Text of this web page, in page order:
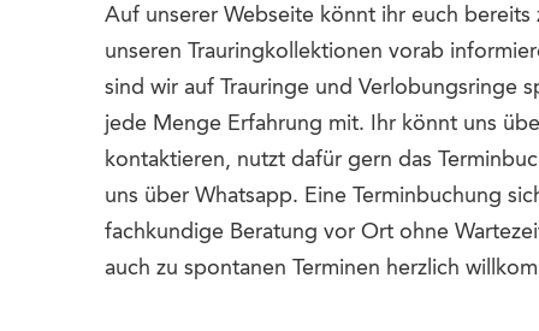
Auf unserer Webseite könnt ihr euch bereits
unseren Trauringkollektionen vorab
sind wir auf Trauringe und Verlobungsringe
jede Menge Erfahrung mit. Ihr könnt uns
kontaktieren, nutzt dafür gern das
uns über Whatsapp. Eine Terminbuchung
fachkundige Beratung vor Ort ohne
auch zu spontanen Terminen herzlich